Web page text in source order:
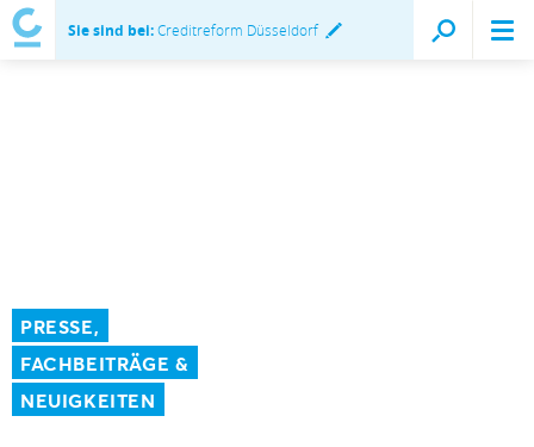
Sie sind bei:Creditreform Düsseldorf
PRESSE,
FACHBEITRÄGE &
NEUIGKEITEN